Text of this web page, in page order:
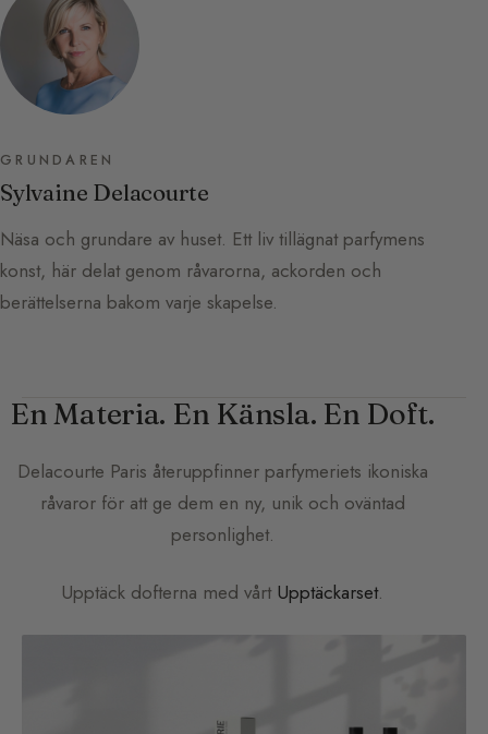
GRUNDAREN
Sylvaine Delacourte
Näsa och grundare av huset. Ett liv tillägnat parfymens
konst, här delat genom råvarorna, ackorden och
berättelserna bakom varje skapelse.
En Materia. En Känsla. En Doft.
Delacourte Paris återuppfinner parfymeriets ikoniska
råvaror för att ge dem en ny, unik och oväntad
personlighet.
Upptäck dofterna med vårt Upptäckarset.